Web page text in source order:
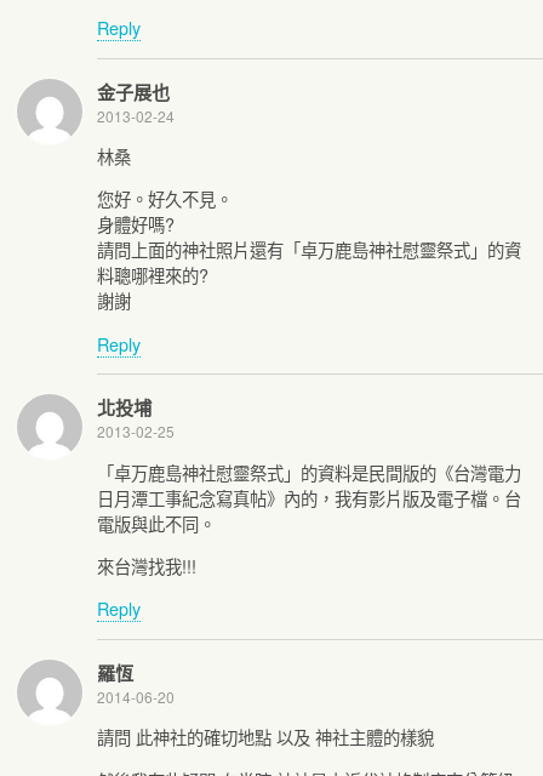
Reply
金子展也
2013-02-24
林桑
您好。好久不見。
身體好嗎?
請問上面的神社照片還有「卓万鹿島神社慰靈祭式」的資
料聰哪裡來的?
謝謝
Reply
北投埔
2013-02-25
「卓万鹿島神社慰靈祭式」的資料是民間版的《台灣電力
日月潭工事紀念寫真帖》內的，我有影片版及電子檔。台
電版與此不同。
來台灣找我!!!
Reply
羅恆
2014-06-20
請問 此神社的確切地點 以及 神社主體的樣貌